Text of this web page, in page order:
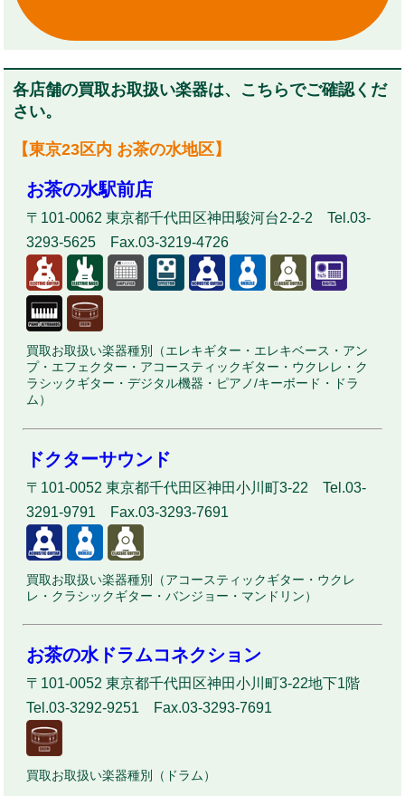
各店舗の買取お取扱い楽器は、こちらでご確認くだ
さい。
【東京23区内 お茶の水地区】
お茶の水駅前店
〒101-0062 東京都千代田区神田駿河台2-2-2 Tel.03-
3293-5625 Fax.03-3219-4726
買取お取扱い楽器種別（エレキギター・エレキベース・アン
プ・エフェクター・アコースティックギター・ウクレレ・ク
ラシックギター・デジタル機器・ピアノ/キーボード・ドラ
ム）
ドクターサウンド
〒101-0052 東京都千代田区神田小川町3-22 Tel.03-
3291-9791 Fax.03-3293-7691
買取お取扱い楽器種別（アコースティックギター・ウクレ
レ・クラシックギター・バンジョー・マンドリン）
お茶の水ドラムコネクション
〒101-0052 東京都千代田区神田小川町3-22地下1階
Tel.03-3292-9251 Fax.03-3293-7691
買取お取扱い楽器種別（ドラム）